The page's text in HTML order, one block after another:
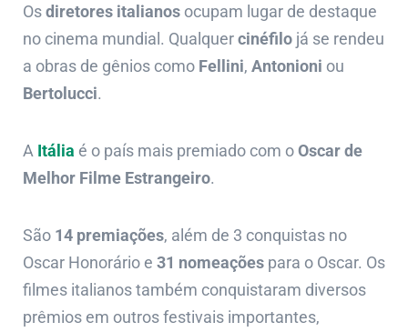
Osdiretores italianos ocupam lugar de destaque
no cinema mundial. Qualquercinéfilo já se rendeu
a obras de gênios como Fellini, Antonioni ou
Bertolucci.
A Itália é o país mais premiado com oOscar de
Melhor Filme Estrangeiro.
São 14 premiações, além de 3 conquistas no
Oscar Honorário e 31 nomeações para o Oscar. Os
filmes italianos também conquistaram diversos
prêmios em outros festivais importantes,